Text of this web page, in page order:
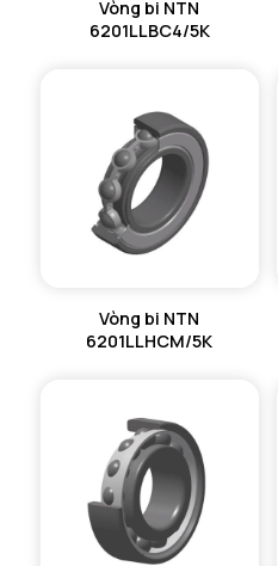
Vòng bi NTN
6201LLBC4/5K
Vòng bi NTN
6201LLHCM/5K